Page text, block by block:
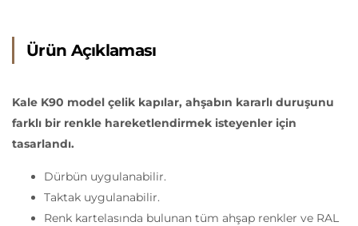
Ürün Açıklaması
Kale K90 model çelik kapılar, ahşabın kararlı duruşunu
farklı bir renkle hareketlendirmek isteyenler için
tasarlandı.
Dürbün uygulanabilir.
Taktak uygulanabilir.
Renk kartelasında bulunan tüm ahşap renkler ve RAL